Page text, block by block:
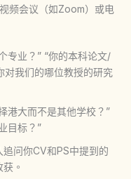
频会议（如Zoom）或电
专业？” “你的本科论文/
对我们的哪位教授的研究
港大而不是其他学校？”
目标？”
追问你CV和PS中提到的
。